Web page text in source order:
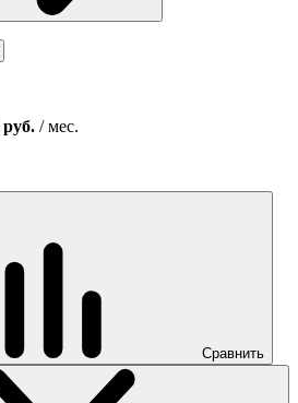
руб. / мес.
Сравнить